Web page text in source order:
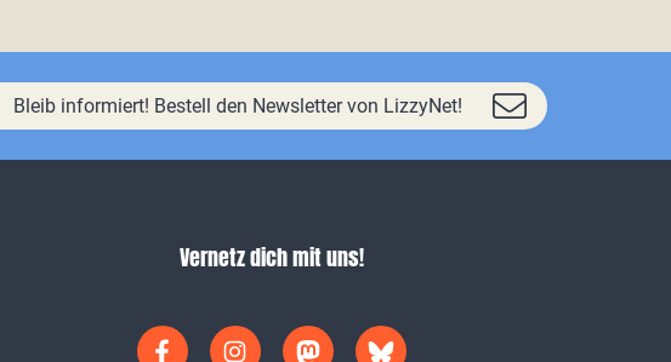
Bleib informiert! Bestell den Newsletter von LizzyNet!
Vernetz dich mit uns!